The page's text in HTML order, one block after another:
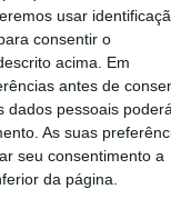
usar
consentir o
acima. Em
antes de
dados pessoais
As suas
seu consentimento a
da página.